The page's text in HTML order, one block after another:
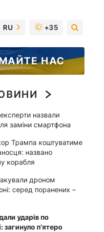
RU +35
НАС
назвали
заміни смартфона
Трампа коштуватиме
названо
корабля
дроном
серед поранених –
ударів по
пʼятеро